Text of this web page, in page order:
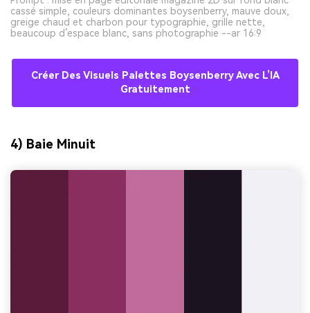
cassé simple, couleurs dominantes boysenberry, mauve doux,
greige chaud et charbon pour typographie, grille nette,
beaucoup d’espace blanc, sans photographie --ar 16:9
Créer Des Visuels Palettes Boysenberry Avec L’IA
Gratuitement
4) Baie Minuit